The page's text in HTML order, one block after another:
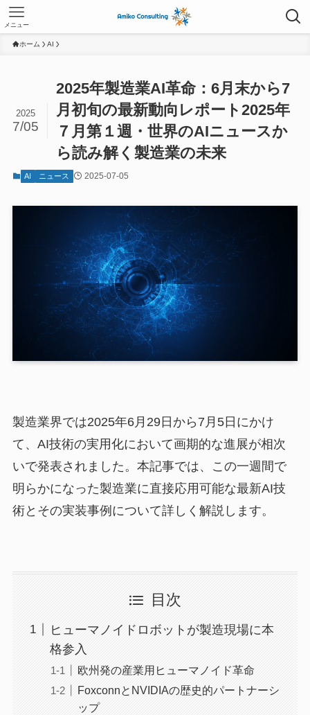
メニュー
ホーム AI
2025年製造業AI革命：6月末から7
月初旬の最新動向レポート2025年
７月第１週・世界のAIニュースか
ら読み解く製造業の未来
2025
7/05
AI ニュース 2025-07-05
製造業界では2025年6月29日から7月5日にかけ
て、AI技術の実用化において画期的な進展が相次
いで発表されました。本記事では、この一週間で
明らかになった製造業に直接応用可能な最新AI技
術とその実装事例について詳しく解説します。
目次
ヒューマノイドロボットが製造現場に本
格参入
欧州発の産業用ヒューマノイド革命
FoxconnとNVIDIAの歴史的パートナーシ
ップ